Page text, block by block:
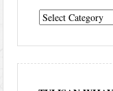
komentar